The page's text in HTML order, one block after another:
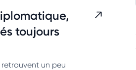
toujours
un peu